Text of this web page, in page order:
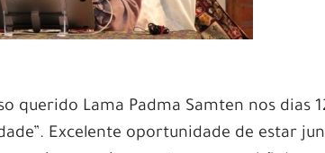
querido Lama Padma Samten nos dias
Excelente oportunidade de estar